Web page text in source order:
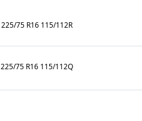
225/75 R16 115/112R
225/75 R16 115/112Q